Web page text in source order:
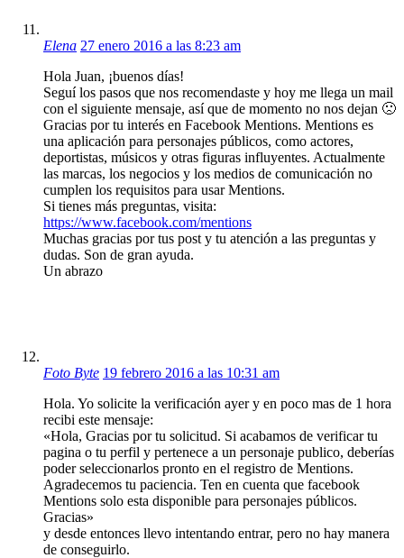
Elena 27 enero 2016 a las 8:23 am
Hola Juan, ¡buenos días!
Seguí los pasos que nos recomendaste y hoy me llega un mail
con el siguiente mensaje, así que de momento no nos dejan 🙁
Gracias por tu interés en Facebook Mentions. Mentions es
una aplicación para personajes públicos, como actores,
deportistas, músicos y otras figuras influyentes. Actualmente
las marcas, los negocios y los medios de comunicación no
cumplen los requisitos para usar Mentions.
Si tienes más preguntas, visita:
https://www.facebook.com/mentions
Muchas gracias por tus post y tu atención a las preguntas y
dudas. Son de gran ayuda.
Un abrazo
Foto Byte 19 febrero 2016 a las 10:31 am
Hola. Yo solicite la verificación ayer y en poco mas de 1 hora
recibi este mensaje:
«Hola, Gracias por tu solicitud. Si acabamos de verificar tu
pagina o tu perfil y pertenece a un personaje publico, deberías
poder seleccionarlos pronto en el registro de Mentions.
Agradecemos tu paciencia. Ten en cuenta que facebook
Mentions solo esta disponible para personajes públicos.
Gracias»
y desde entonces llevo intentando entrar, pero no hay manera
de conseguirlo.